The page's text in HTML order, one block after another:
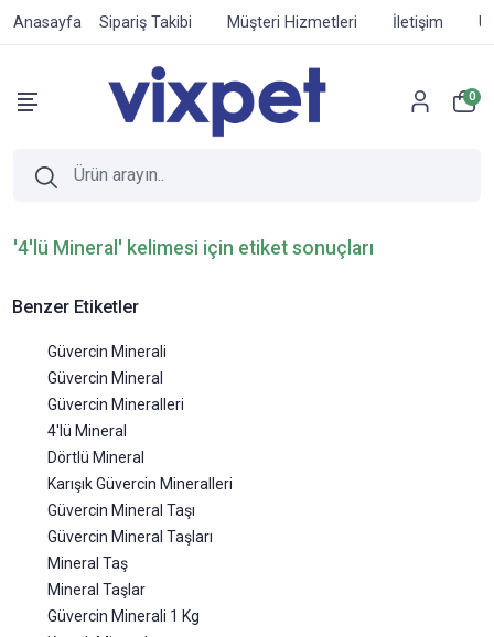
Anasayfa Sipariş Takibi Müşteri Hizmetleri İletişim
0
'4'lü Mineral' kelimesi için etiket sonuçları
Benzer Etiketler
Güvercin Minerali
Güvercin Mineral
Güvercin Mineralleri
4'lü Mineral
Dörtlü Mineral
Karışık Güvercin Mineralleri
Güvercin Mineral Taşı
Güvercin Mineral Taşları
Mineral Taş
Mineral Taşlar
Güvercin Minerali 1 Kg